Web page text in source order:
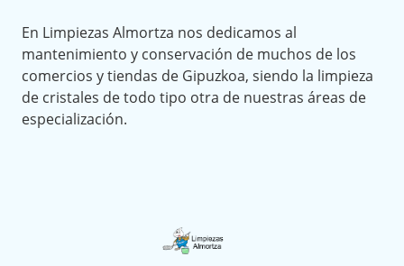
En Limpiezas Almortza nos dedicamos al
mantenimiento y conservación de muchos de los
comercios y tiendas de Gipuzkoa, siendo la limpieza
de cristales de todo tipo otra de nuestras áreas de
especialización.